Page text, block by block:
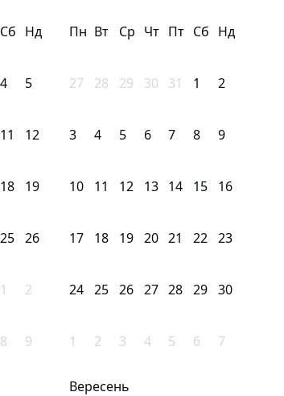
Сб Нд
4 5
11 12
18 19
25 26
1 2
8 9
Пн Вт Ср Чт Пт Сб Нд
27 28 29 30 31 1 2
3 4 5 6 7 8 9
10 11 12 13 14 15 16
17 18 19 20 21 22 23
24 25 26 27 28 29 30
1 2 3 4 5 6 7
Вересень